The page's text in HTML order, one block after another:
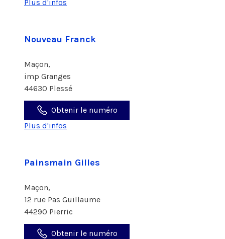
Plus d'infos
Nouveau Franck
Maçon,
imp Granges
44630 Plessé
Obtenir le numéro
Plus d'infos
Painsmain Gilles
Maçon,
12 rue Pas Guillaume
44290 Pierric
Obtenir le numéro